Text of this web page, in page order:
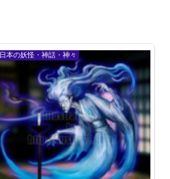
日本の妖怪・神話・神々